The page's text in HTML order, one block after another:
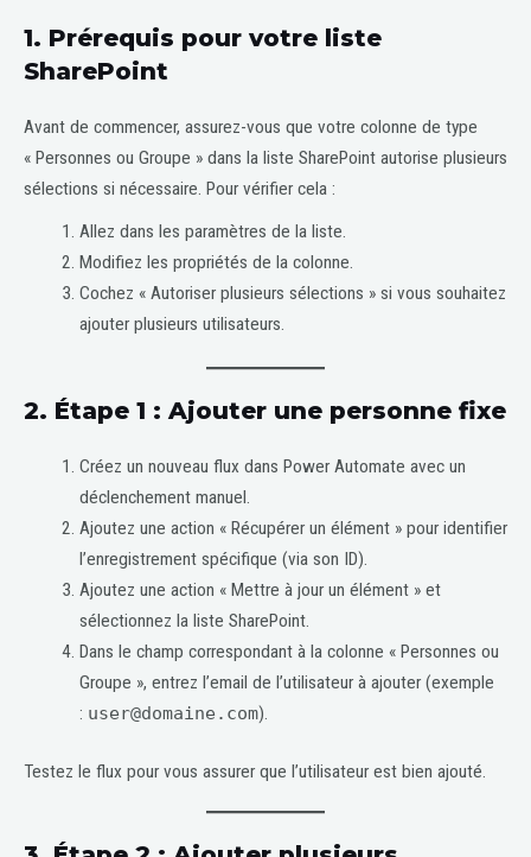
1. Prérequis pour votre liste
SharePoint
Avant de commencer, assurez-vous que votre colonne de type
« Personnes ou Groupe » dans la liste SharePoint autorise plusieurs
sélections si nécessaire. Pour vérifier cela :
Allez dans les paramètres de la liste.
Modifiez les propriétés de la colonne.
Cochez « Autoriser plusieurs sélections » si vous souhaitez
ajouter plusieurs utilisateurs.
2. Étape 1 : Ajouter une personne fixe
Créez un nouveau flux dans Power Automate avec un
déclenchement manuel.
Ajoutez une action « Récupérer un élément » pour identifier
l’enregistrement spécifique (via son ID).
Ajoutez une action « Mettre à jour un élément » et
sélectionnez la liste SharePoint.
Dans le champ correspondant à la colonne « Personnes ou
Groupe », entrez l’email de l’utilisateur à ajouter (exemple
: user@domaine.com).
Testez le flux pour vous assurer que l’utilisateur est bien ajouté.